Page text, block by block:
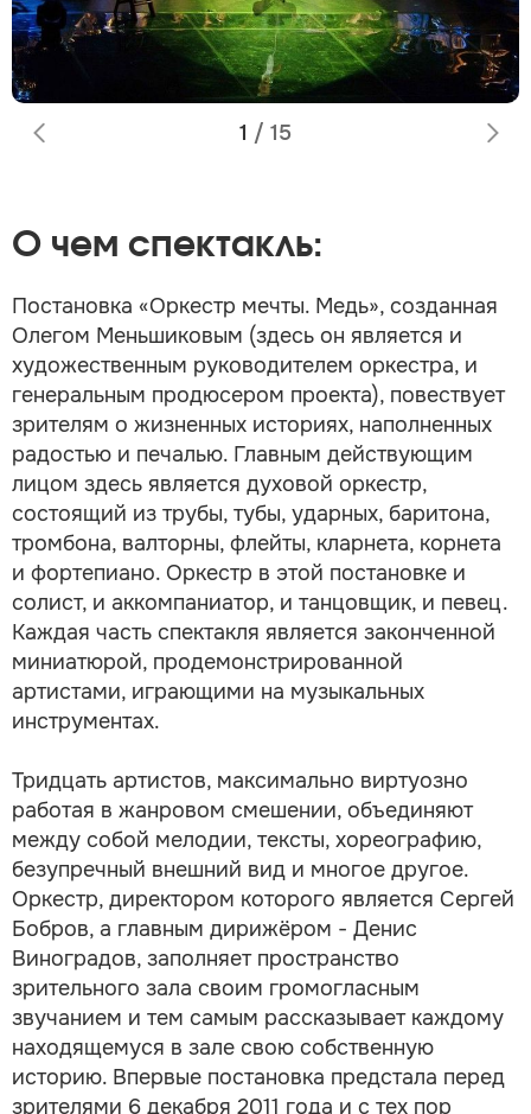
1 / 15
О чем спектакль:
Постановка «Оркестр мечты. Медь», созданная
Олегом Меньшиковым (здесь он является и
художественным руководителем оркестра, и
генеральным продюсером проекта), повествует
зрителям о жизненных историях, наполненных
радостью и печалью. Главным действующим
лицом здесь является духовой оркестр,
состоящий из трубы, тубы, ударных, баритона,
тромбона, валторны, флейты, кларнета, корнета
и фортепиано. Оркестр в этой постановке и
солист, и аккомпаниатор, и танцовщик, и певец.
Каждая часть спектакля является законченной
миниатюрой, продемонстрированной
артистами, играющими на музыкальных
инструментах.
Тридцать артистов, максимально виртуозно
работая в жанровом смешении, объединяют
между собой мелодии, тексты, хореографию,
безупречный внешний вид и многое другое.
Оркестр, директором которого является Сергей
Бобров, а главным дирижёром - Денис
Виноградов, заполняет пространство
зрительного зала своим громогласным
звучанием и тем самым рассказывает каждому
находящемуся в зале свою собственную
историю. Впервые постановка предстала перед
зрителями 6 декабря 2011 года и с тех пор